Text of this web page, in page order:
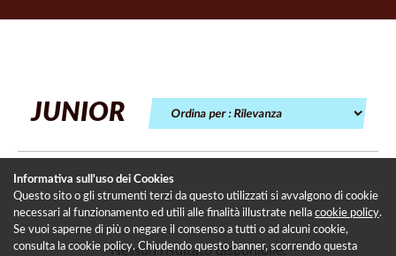
JUNIOR
Nessun risultato disponibile.
Informativa sull'uso dei Cookies
Questo sito o gli strumenti terzi da questo utilizzati si avvalgono di cookie
necessari al funzionamento ed utili alle finalità illustrate nella cookie policy.
Se vuoi saperne di più o negare il consenso a tutti o ad alcuni cookie,
consulta la cookie policy. Chiudendo questo banner, scorrendo questa